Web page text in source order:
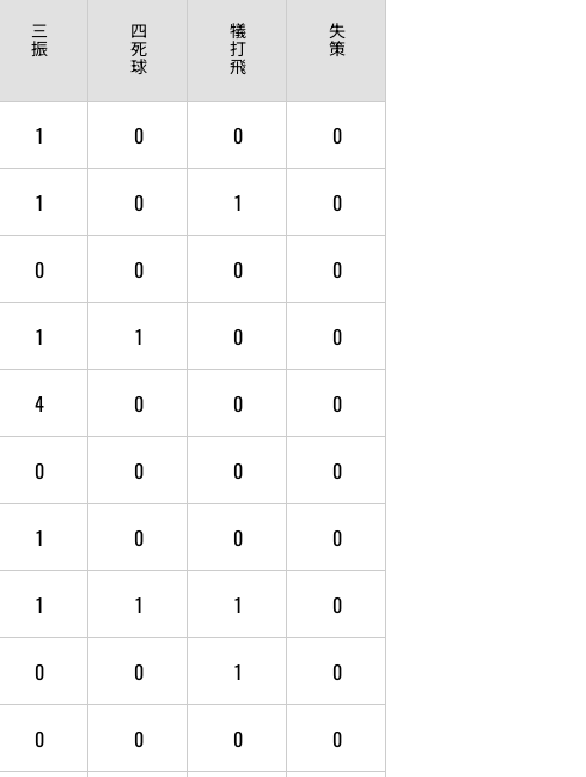
三
振
四
死
球
犠
打
飛
失
策
1 0 0 0
1 0 1 0
0 0 0 0
1 1 0 0
4 0 0 0
0 0 0 0
1 0 0 0
1 1 1 0
0 0 1 0
0 0 0 0